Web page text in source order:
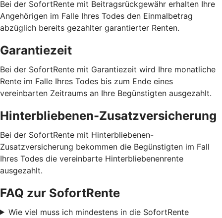
Bei der SofortRente mit Beitragsrückgewähr erhalten Ihre
Angehörigen im Falle Ihres Todes den Einmalbetrag
abzüglich bereits gezahlter garantierter Renten.
Garantiezeit
Bei der SofortRente mit Garantiezeit wird Ihre monatliche
Rente im Falle Ihres Todes bis zum Ende eines
vereinbarten Zeitraums an Ihre Begünstigten ausgezahlt.
Hinterbliebenen-Zusatzversicherung
Bei der SofortRente mit Hinterbliebenen-
Zusatzversicherung bekommen die Begünstigten im Fall
Ihres Todes die vereinbarte Hinterbliebenenrente
ausgezahlt.
FAQ zur SofortRente
Wie viel muss ich mindestens in die SofortRente